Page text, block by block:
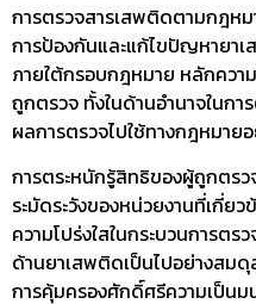
การตรวจสารเสพติดตามกฎหม
การป้องกันและแก้ไขปัญหายา
ภายใต้กรอบกฎหมาย หลักควา
ถูกตรวจ ทั้งในด้านอำนาจในกา
ผลการตรวจไปใช้ทางกฎหมายอ
การตระหนักรู้สิทธิของผู้ถูกตรว
ระมัดระวังของหน่วยงานที่เกี่ย
ความโปร่งใสในกระบวนการตร
ด้านยาเสพติดเป็นไปอย่างสมดุ
การคุ้มครองศักดิ์ศรีความเป็น